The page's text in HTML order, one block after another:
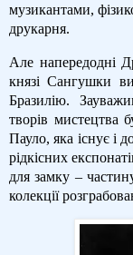
музикантами,
друкарня.
Але напередодні
князі Сангушки
Бразилію.
творів мистецтва
Пауло, яка існує і
рідкісних
для замку –
колекції